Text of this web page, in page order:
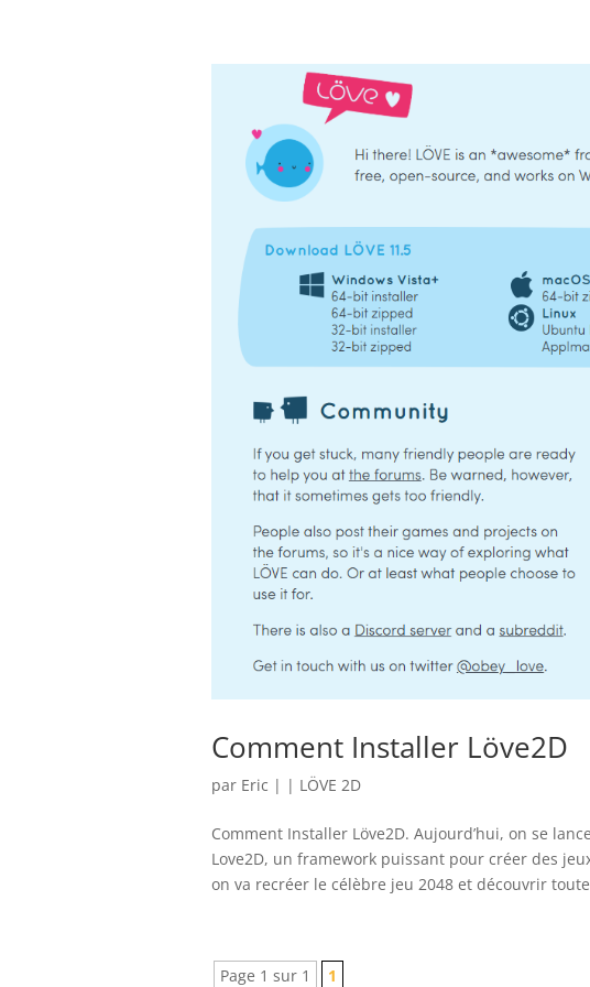
Comment Installer Löve2D
par Eric | | LÖVE 2D
Comment Installer Löve2D. Aujourd’hui, on se
Love2D, un framework puissant pour créer des
on va recréer le célèbre jeu 2048 et découvrir
Page 1 sur 1 1